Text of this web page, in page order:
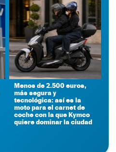
Menos de 2.500 euros,
más segura y
tecnológica: así es la
moto para el carnet de
coche con la que Kymco
quiere dominar la ciudad